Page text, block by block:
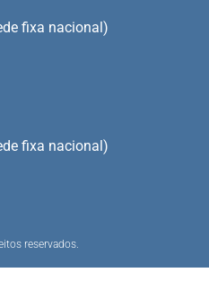
reservados.
fixa nacional)
fixa nacional)